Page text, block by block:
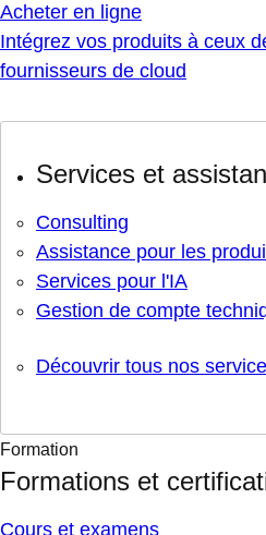
Acheter en ligne
Intégrez vos produits à ceux
fournisseurs de cloud
Services et
Consulting
Assistance pour les
Services pour l'IA
Gestion de compte
Découvrir tous nos
Formation
Formations et
Cours et examens